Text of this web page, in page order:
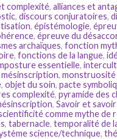
complexité, alliances et
, discours conjuratoires,
, épistémologie,
, épreuve du
archaïques, fonction
, fonctions de la langue,
essentielle,
mésinscription, monstruosité
, objet du soin, pacte
complexité, pyramide des
, Savoir et
comme mythe de
, tabernacle, temporalité de
science/technique,